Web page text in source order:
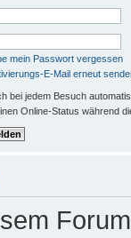
mein Passwort vergessen
E-Mail erneut
bei jedem Besuch
Online-Status während